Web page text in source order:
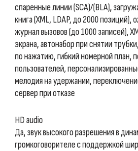
спаренные линии (SCA)/(BLA),
книга (XML, LDAP, до 2000 позиций),
журнал вызовов (до 1000 записей),
экрана, автонабор при снятии
по нажатию, гибкий номерной план,
пользователей,
мелодия на удержании,
сервер при отказе
HD audio
Да, звук высокого разрешения в
громкоговорителе с поддержкой